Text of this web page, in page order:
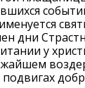
дни
у